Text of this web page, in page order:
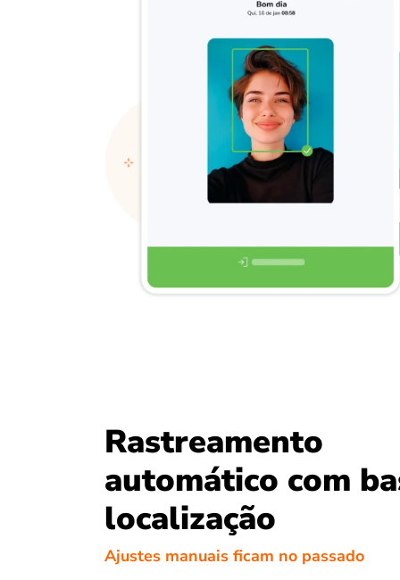
Rastreamento
automático com
localização
Ajustes manuais ficam no passado